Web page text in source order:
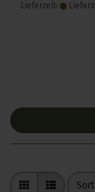
Lieferzeit: